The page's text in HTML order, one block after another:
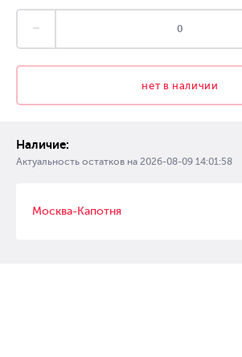
нет в наличии
Наличие:
Актуальность остатков на 2026-08-09 14:01:58
Москва-Капотня